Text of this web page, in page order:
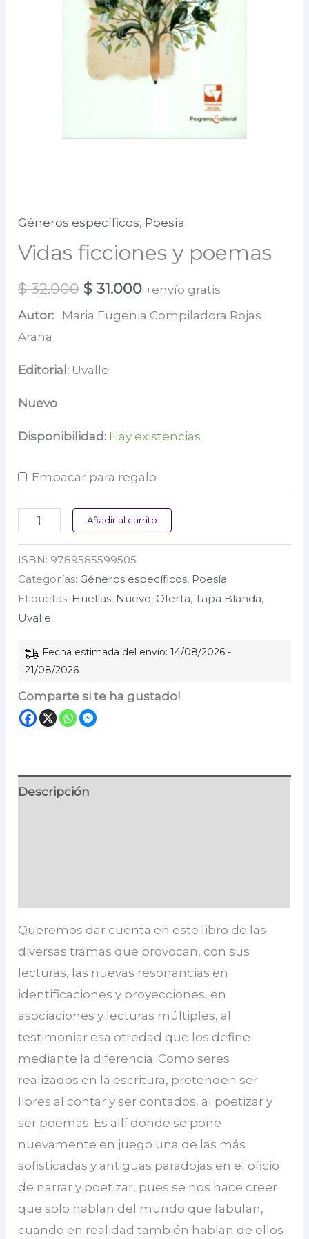
Géneros específicos, Poesía
Vidas ficciones y poemas
$32.000 El
precio
era:
$ 31.000El
precio
+envío gratis
Autor:
Maria Eugenia Compiladora Rojas
Arana
Editorial: Uvalle
Nuevo
Disponibilidad: Hay existencias
Empacar para regalo
Vidas
y
poemas
cantidad
Añadir al carrito
ISBN: 9789585599505
Categorías: Géneros específicos, Poesía
Etiquetas: Huellas, Nuevo, Oferta,Tapa Blanda,
Uvalle
Fecha estimada del envío: 14/08/2026 -
21/08/2026
Comparte si te ha gustado!
Descripción
Queremos dar cuenta en este libro de las
diversas tramas que provocan, con sus
lecturas, las nuevas resonancias en
identificaciones y proyecciones, en
asociaciones y lecturas múltiples, al
testimoniar esa otredad que los define
mediante la diferencia. Como seres
realizados en la escritura, pretenden ser
libres al contar y ser contados, al poetizar y
ser poemas. Es allí donde se pone
nuevamente en juego una de las más
sofisticadas y antiguas paradojas en el oficio
de narrar y poetizar, pues se nos hace creer
que solo hablan del mundo que fabulan,
cuando en realidad también hablan de ellos